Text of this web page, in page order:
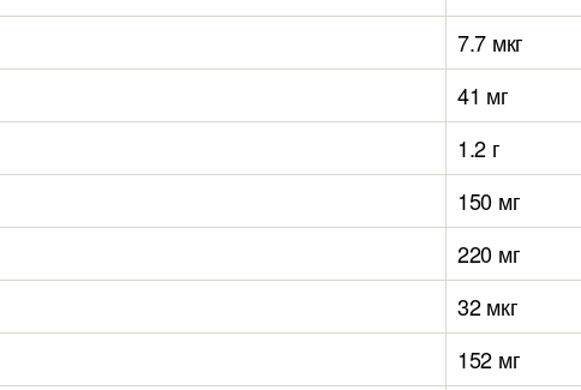
7.7 мкг
41 мг
1.2 г
150 мг
220 мг
32 мкг
152 мг